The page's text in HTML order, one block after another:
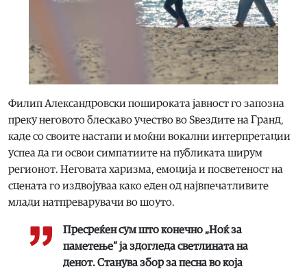
Филип Александровски пошироката јавност го запозна
преку неговото блескаво учество во Ѕвездите на Гранд,
каде со своите настапи и моќни вокални интерпретации
успеа да ги освои симпатиите на публиката ширум
регионот. Неговата харизма, емоција и посветеност на
сцената го издвојуваа како еден од највпечатливите
млади натпреварувачи во шоуто.
Пресреќен сум што конечно „Ноќ за
паметење“ ја здогледа светлината на
денот. Станува збор за песна во која